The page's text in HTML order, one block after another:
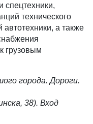
спецтехники,
технического
а также
грузовым
города. Дороги.
38). Вход